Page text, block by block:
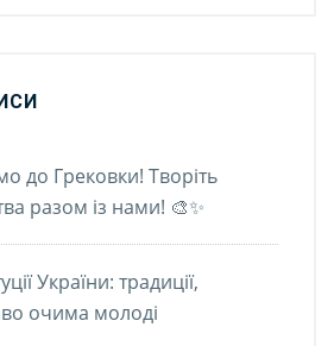
до Грековки! Творіть
разом із нами! 🎨✨
України: традиції,
очима молоді